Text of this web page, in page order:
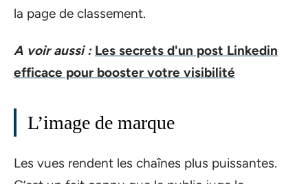
la page de classement.
A voir aussi : Les secrets d'un post Linkedin
efficace pour booster votre visibilité
L’image de marque
Les vues rendent les chaînes plus puissantes.